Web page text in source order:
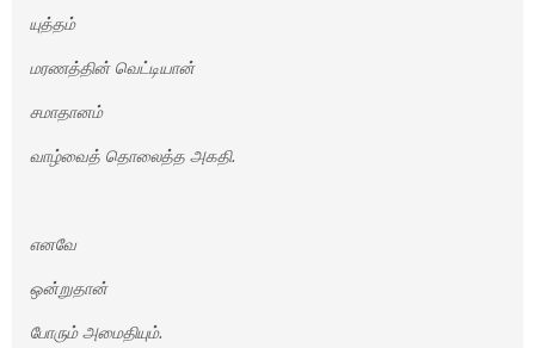
யுத்தம்
மரணத்தின் வெட்டியான்
சமாதானம்
வாழ்வைத் தொலைத்த அகதி.
எனவே
ஒன்றுதான்
போரும் அமைதியும்.